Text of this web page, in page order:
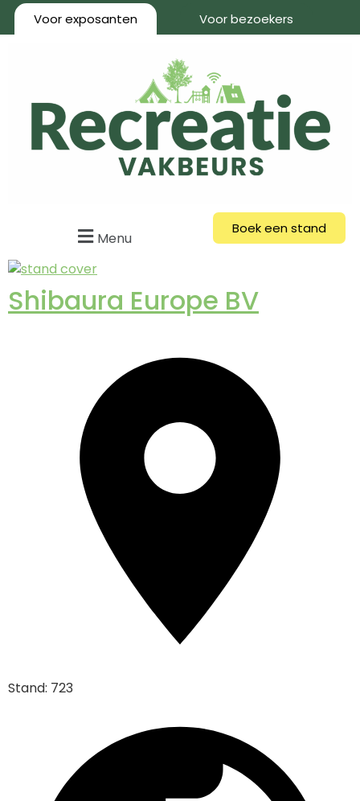
Voor exposanten Voor bezoekers
Menu
Boek een stand
Shibaura Europe BV
Stand: 723